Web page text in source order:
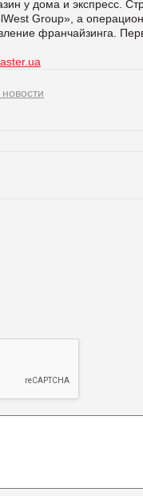
у дома и экспресс.
Group», а
франчайзинга.